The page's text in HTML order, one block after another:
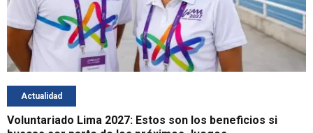
Actualidad
Voluntariado Lima 2027: Estos son los beneficios si